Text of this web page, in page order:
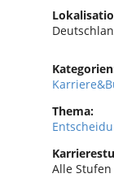
Thema:
Alle Stufen